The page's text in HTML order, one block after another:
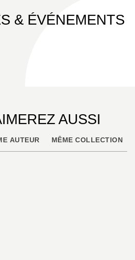
& ÉVÉNEMENTS
AUSSI
AUTEUR MÊME COLLECTION